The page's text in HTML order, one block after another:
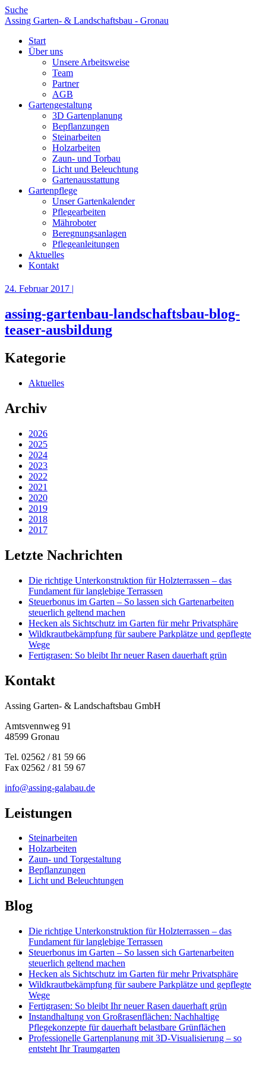
Suche
Assing Garten- & Landschaftsbau - Gronau
Start
Über uns
Unsere Arbeitsweise
Team
Partner
AGB
Gartengestaltung
3D Gartenplanung
Bepflanzungen
Steinarbeiten
Holzarbeiten
Zaun- und Torbau
Licht und Beleuchtung
Gartenausstattung
Gartenpflege
Unser Gartenkalender
Pflegearbeiten
Mähroboter
Beregnungsanlagen
Pflegeanleitungen
Aktuelles
Kontakt
24. Februar 2017 |
assing-gartenbau-landschaftsbau-blog-
teaser-ausbildung
Kategorie
Aktuelles
Archiv
2026
2025
2024
2023
2022
2021
2020
2019
2018
2017
Letzte Nachrichten
Die richtige Unterkonstruktion für Holzterrassen – das
Fundament für langlebige Terrassen
Steuerbonus im Garten – So lassen sich Gartenarbeiten
steuerlich geltend machen
Hecken als Sichtschutz im Garten für mehr Privatsphäre
Wildkrautbekämpfung für saubere Parkplätze und gepflegte
Wege
Fertigrasen: So bleibt Ihr neuer Rasen dauerhaft grün
Kontakt
Assing Garten- & Landschaftsbau GmbH
Amtsvennweg 91
48599 Gronau
Tel. 02562 / 81 59 66
Fax 02562 / 81 59 67
info@assing-galabau.de
Leistungen
Steinarbeiten
Holzarbeiten
Zaun- und Torgestaltung
Bepflanzungen
Licht und Beleuchtungen
Blog
Die richtige Unterkonstruktion für Holzterrassen – das
Fundament für langlebige Terrassen
Steuerbonus im Garten – So lassen sich Gartenarbeiten
steuerlich geltend machen
Hecken als Sichtschutz im Garten für mehr Privatsphäre
Wildkrautbekämpfung für saubere Parkplätze und gepflegte
Wege
Fertigrasen: So bleibt Ihr neuer Rasen dauerhaft grün
Instandhaltung von Großrasenflächen: Nachhaltige
Pflegekonzepte für dauerhaft belastbare Grünflächen
Professionelle Gartenplanung mit 3D-Visualisierung – so
entsteht Ihr Traumgarten